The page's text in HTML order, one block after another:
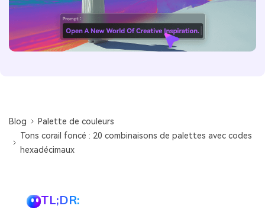
Blog
Palette de couleurs
Tons corail foncé : 20 combinaisons de palettes avec codes
hexadécimaux
TL;DR: